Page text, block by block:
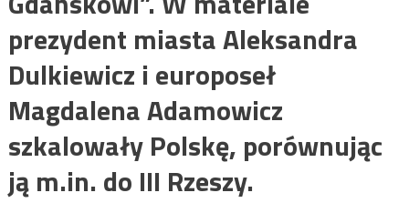
prezydent miasta Aleksandra
Dulkiewicz i europoseł
Magdalena Adamowicz
szkalowały Polskę, porównując
ją m.in. do III Rzeszy.